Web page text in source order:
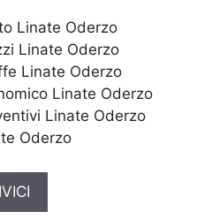
Linate Oderzo
Linate Oderzo
Linate Oderzo
Linate Oderzo
Linate Oderzo
Oderzo